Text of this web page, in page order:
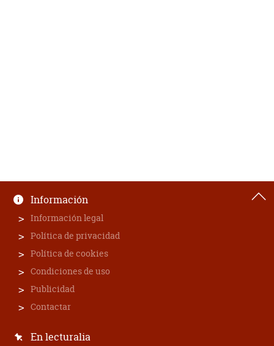
Información
Información legal
Política de privacidad
Política de cookies
Condiciones de uso
Publicidad
Contactar
En lecturalia